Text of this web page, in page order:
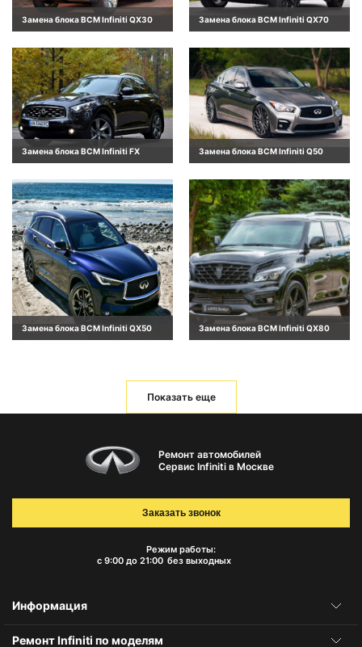
Замена блока BCM Infiniti QX30 Замена блока BCM Infiniti QX70
Замена блока BCM Infiniti FX Замена блока BCM Infiniti Q50
Замена блока BCM Infiniti QX50 Замена блока BCM Infiniti QX80
Показать еще
Ремонт автомобилей
Сервис Infiniti в Москве
Режим работы:
с 9:00 до 21:00 без выходных
Заказать звонок
Информация
Ремонт Infiniti по моделям